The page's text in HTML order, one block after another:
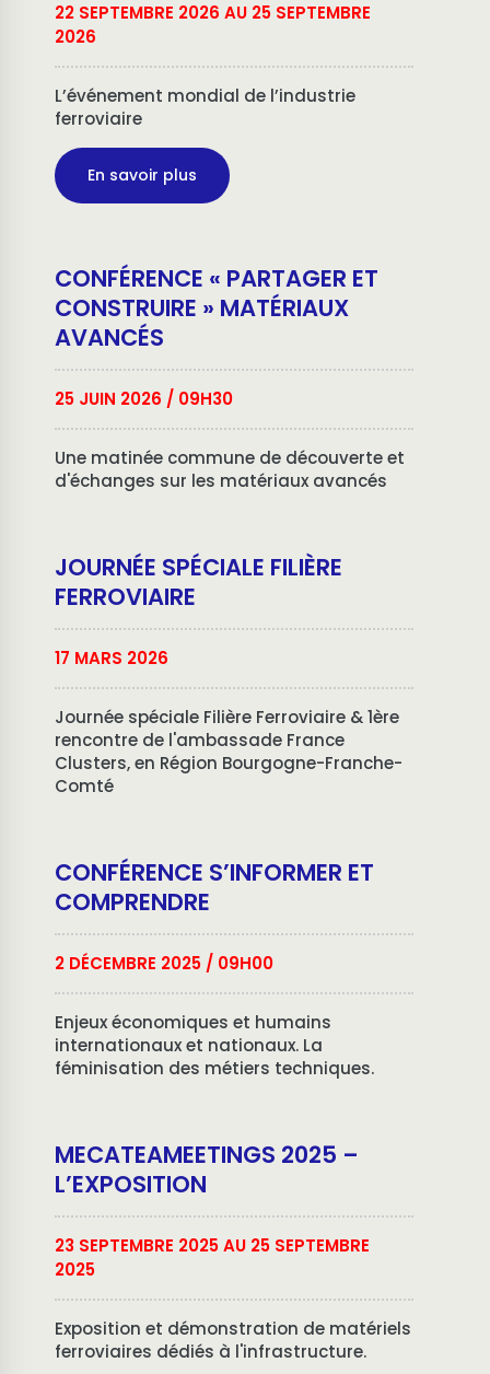
22 SEPTEMBRE 2026 AU 25 SEPTEMBRE
2026
L’événement mondial de l’industrie
ferroviaire
En savoir plus
CONFÉRENCE « PARTAGER ET
CONSTRUIRE » MATÉRIAUX
AVANCÉS
25 JUIN 2026 / 09H30
Une matinée commune de découverte et
d'échanges sur les matériaux avancés
JOURNÉE SPÉCIALE FILIÈRE
FERROVIAIRE
17 MARS 2026
Journée spéciale Filière Ferroviaire & 1ère
rencontre de l'ambassade France
Clusters, en Région Bourgogne-Franche-
Comté
CONFÉRENCE S’INFORMER ET
COMPRENDRE
2 DÉCEMBRE 2025 / 09H00
Enjeux économiques et humains
internationaux et nationaux. La
féminisation des métiers techniques.
MECATEAMEETINGS 2025 –
L’EXPOSITION
23 SEPTEMBRE 2025 AU 25 SEPTEMBRE
2025
Exposition et démonstration de matériels
ferroviaires dédiés à l'infrastructure.